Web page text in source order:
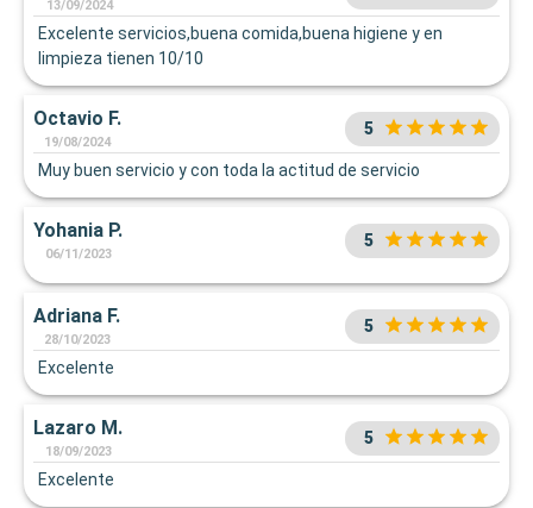
13/09/2024
Excelente servicios,buena comida,buena higiene y en
limpieza tienen 10/10
Octavio F.
19/08/2024
5
Muy buen servicio y con toda la actitud de servicio
Yohania P.
06/11/2023
5
Adriana F.
28/10/2023
5
Excelente
Lazaro M.
18/09/2023
5
Excelente